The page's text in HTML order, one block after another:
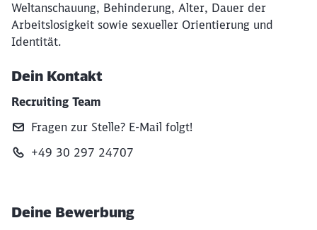
Weltanschauung, Behinderung, Alter, Dauer der
Arbeitslosigkeit sowie sexueller Orientierung und
Identität.
Dein Kontakt
Recruiting Team
Fragen zur Stelle? E‑Mail folgt!
+49 30 297 24707
Deine Bewerbung